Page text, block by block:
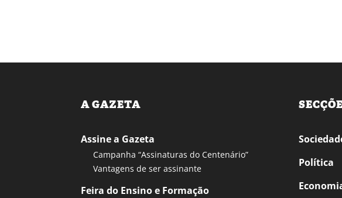
A GAZETA
Assine a Gazeta
Campanha “Assinaturas do Centenário”
Vantagens de ser assinante
Feira do Ensino e Formação
Política